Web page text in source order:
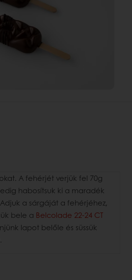
A fehérjét verjük fel 70g
habosítsuk ki a maradék
a sárgáját a fehérjéhez,
bele a Belcolade 22-24 CT
lapot belőle és süssük